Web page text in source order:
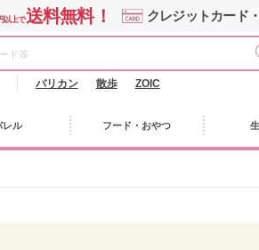
以上で送料無料！ クレジットカード
バリカン 散歩 ZOIC
レル フード・おやつ